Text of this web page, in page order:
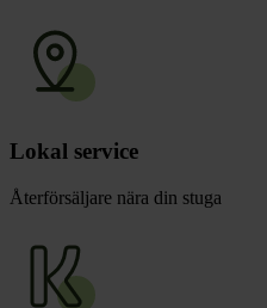
Lokal service
Återförsäljare nära din stuga